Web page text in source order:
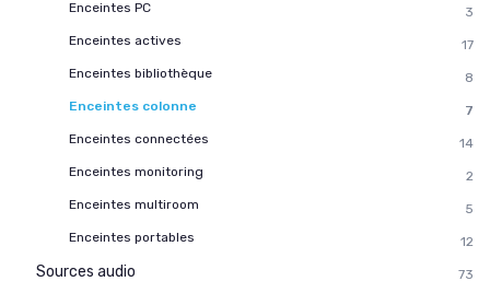
Enceintes PC
3
Enceintes actives
17
Enceintes bibliothèque
8
Enceintes colonne
7
Enceintes connectées
14
Enceintes monitoring
2
Enceintes multiroom
5
Enceintes portables
12
Sources audio 73